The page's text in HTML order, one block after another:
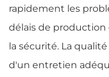
rapidement les
délais de
la sécurité. La
d'un entretien